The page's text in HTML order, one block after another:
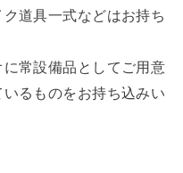
道具一式などはお持ち
常設備品としてご用意
るものをお持ち込みい